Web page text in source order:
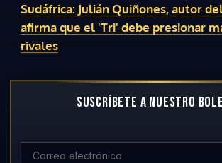
Sudáfrica: Julián Quiñones, autor
afirma que el 'Tri' debe presionar
rivales
SUSCRÍBETE A NUESTRO